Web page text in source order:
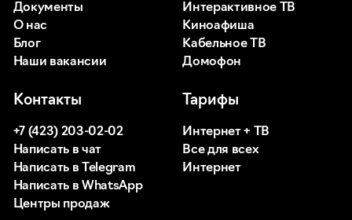
Документы
О нас
Блог
Наши вакансии
Интерактивное ТВ
Киноафиша
Кабельное ТВ
Домофон
Тарифы
Интернет + ТВ
Все для всех
Интернет
Контакты
+7 (423) 203-02-02
Написать в чат
Написать в Telegram
Написать в WhatsApp
Центры продаж